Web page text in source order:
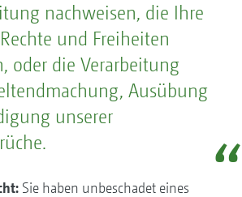
nachweisen, die Ihre
und Freiheiten
oder die Verarbeitung
Ausübung
unserer
Sie haben unbeschadet eines